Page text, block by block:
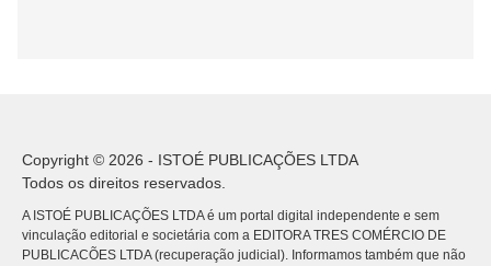
Copyright © 2026 - ISTOÉ PUBLICAÇÕES LTDA
Todos os direitos reservados.
A ISTOÉ PUBLICAÇÕES LTDA é um portal digital independente e sem
vinculação editorial e societária com a EDITORA TRES COMÉRCIO DE
PUBLICACÕES LTDA (recuperação judicial). Informamos também que não